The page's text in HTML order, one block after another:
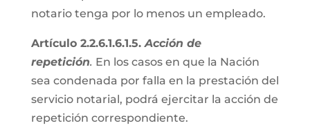
notario tenga por lo menos un empleado.
Artículo 2.2.6.1.6.1.5.Acción de
repetición. En los casos en que la Nación
sea condenada por falla en la prestación del
servicio notarial, podrá ejercitar la acción de
repetición correspondiente.